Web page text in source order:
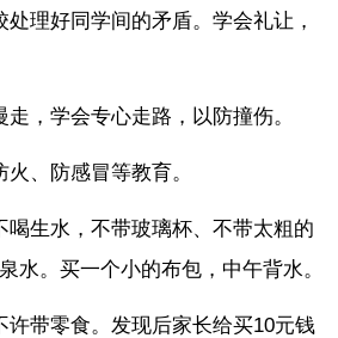
处理好同学间的矛盾。学会礼让，
，学会专心走路，以防撞伤。
、防感冒等教育。
喝生水，不带玻璃杯、不带太粗的
水。买一个小的布包，中午背水。
许带零食。发现后家长给买10元钱